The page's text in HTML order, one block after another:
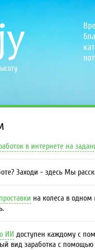
в интернете на
Заходи - здесь Мы
на колеса в одном
ИИ доступен каждому с
вид заработка с